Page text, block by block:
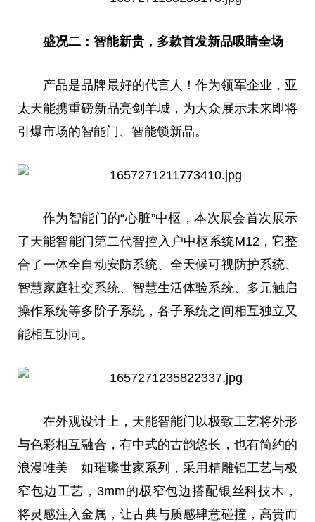
盛况二：智能新贵，多款首发新品吸睛全场
产品是品牌最好的代言人！作为领军企业，亚
太天能携重磅新品亮剑羊城，为大众展示未来即将
引爆市场的智能门、智能锁新品。
作为智能门的“心脏”中枢，本次展会首次展示
了天能智能门第二代智控入户中枢系统M12，它整
合了一体全自动安防系统、全天候可视防护系统、
智慧家庭社交系统、智慧生活体验系统、多元触启
操作系统等多阶子系统，各子系统之间相互独立又
能相互协同。
在外观设计上，天能智能门以极致工艺将外形
与色彩相互融合，有中式的古韵悠长，也有简约的
浪漫唯美。如璀璨世家系列，采用精雕铝工艺与极
窄包边工艺，3mm的极窄包边搭配银丝科技木，
将灵感注入金属，让古典与质感肆意碰撞，高贵而